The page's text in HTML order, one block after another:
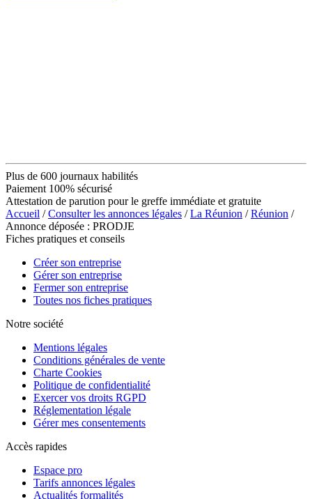
Plus de 600 journaux habilités
Paiement 100% sécurisé
Attestation de parution pour le greffe immédiate et gratuite
Accueil /Consulter les annonces légales /La Réunion /Réunion /
Annonce déposée : PRODJE
Fiches pratiques et conseils
Créer son entreprise
Gérer son entreprise
Fermer son entreprise
Toutes nos fiches pratiques
Notre société
Mentions légales
Conditions générales de vente
Charte Cookies
Politique de confidentialité
Exercer vos droits RGPD
Réglementation légale
Gérer mes consentements
Accès rapides
Espace pro
Tarifs annonces légales
Actualités formalités